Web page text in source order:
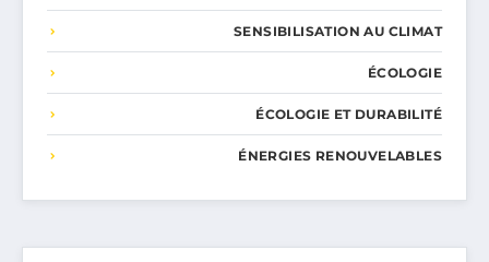
SENSIBILISATION AU CLIMAT
ÉCOLOGIE
ÉCOLOGIE ET DURABILITÉ
ÉNERGIES RENOUVELABLES